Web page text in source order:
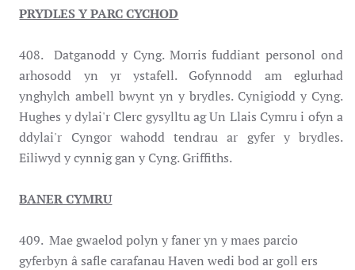
PRYDLES Y PARC CYCHOD
408. Datganodd y Cyng. Morris fuddiant personol ond
arhosodd yn yr ystafell. Gofynnodd am eglurhad
ynghylch ambell bwynt yn y brydles. Cynigiodd y Cyng.
Hughes y dylai'r Clerc gysylltu ag Un Llais Cymru i ofyn a
ddylai'r Cyngor wahodd tendrau ar gyfer y brydles.
Eiliwyd y cynnig gan y Cyng. Griffiths.
BANER CYMRU
409. Mae gwaelod polyn y faner yn y maes parcio
gyferbyn â safle carafanau Haven wedi bod ar goll ers